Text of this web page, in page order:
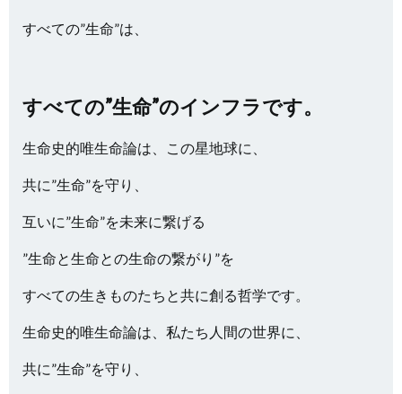
すべての”生命”は、
すべての”生命”のインフラです。
生命史的唯生命論は、この星地球に、
共に”生命”を守り、
互いに”生命”を未来に繋げる
”生命と生命との生命の繋がり”を
すべての生きものたちと共に創る哲学です。
生命史的唯生命論は、私たち人間の世界に、
共に”生命”を守り、